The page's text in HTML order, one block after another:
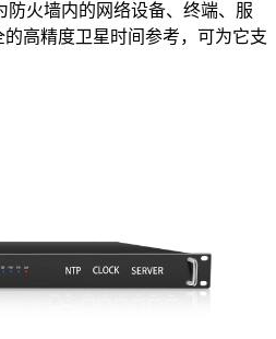
防火墙内的网络设备、终端、服
高精度卫星时间参考，可为它支